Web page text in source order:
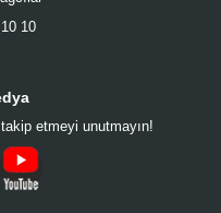
10
etmeyi unutmayın!